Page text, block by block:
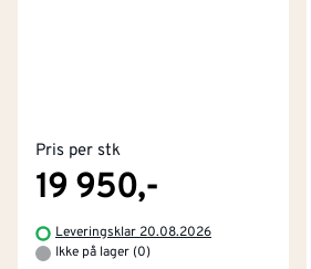
Pris per stk
19 950,-
Leveringsklar 20.08.2026
Ikke på lager (0)
Kjøpsbetingelser
Tjenester
Montér Klubb
Byggevarehus og åpningstider
Prismatch